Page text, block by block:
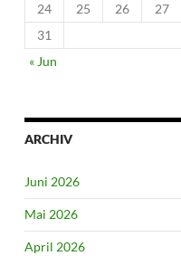
24
25 26 27
31
« Jun
ARCHIV
Juni 2026
Mai 2026
April 2026